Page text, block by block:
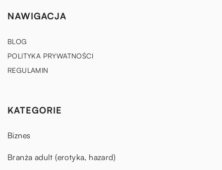
NAWIGACJA
BLOG
POLITYKA PRYWATNOŚCI
REGULAMIN
KATEGORIE
Biznes
Branża adult (erotyka, hazard)